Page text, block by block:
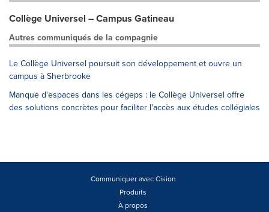
Collège Universel – Campus Gatineau
Autres communiqués de la compagnie
Le Collège Universel poursuit son développement et ouvre un
campus à Sherbrooke
Manque d'espaces dans les cégeps : le Collège Universel offre
des solutions concrètes pour faciliter l'accès aux études collégiales
Communiquer avec Cision
Produits
À propos